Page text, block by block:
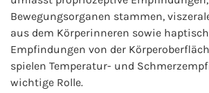
Bewegungsorganen stammen,
aus dem Körperinneren sowie
Empfindungen von der
spielen Temperatur- und
wichtige Rolle.